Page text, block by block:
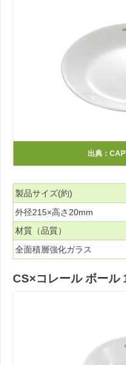
出典：
製品サイズ(約)
外径215×高さ20mm
材質（品質）
全面積層強化ガラス
CS×コレール ボール